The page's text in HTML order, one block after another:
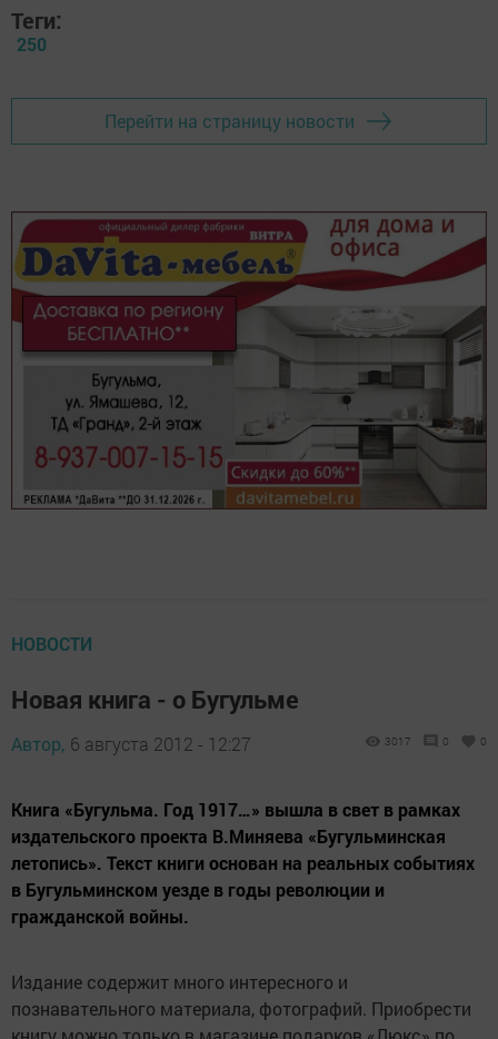
Теги:
250
Перейти на страницу новости
НОВОСТИ
Новая книга - о Бугульме
Автор, 6 августа 2012 - 12:27 3017 0 0
Книга «Бугульма. Год 1917…» вышла в свет в рамках
издательского проекта В.Миняева «Бугульминская
летопись». Текст книги основан на реальных событиях
в Бугульминском уезде в годы революции и
гражданской войны.
Издание содержит много интересного и
познавательного материала, фотографий. Приобрести